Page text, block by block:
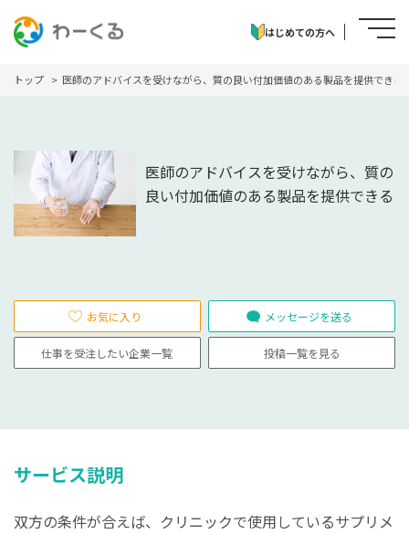
はじめての方へ
トップ 医師のアドバイスを受けながら、質の良い付加価値のある製品を提供できる
医師のアドバイスを受けながら、質の
良い付加価値のある製品を提供できる
お気に入り メッセージを送る
仕事を受注したい企業一覧 投稿一覧を見る
サービス説明
双方の条件が合えば、クリニックで使用しているサプリメ